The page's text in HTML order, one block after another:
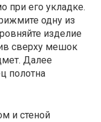
при его укладке.
одну из
изделие
сверху мешок
Далее
полотна
и стеной